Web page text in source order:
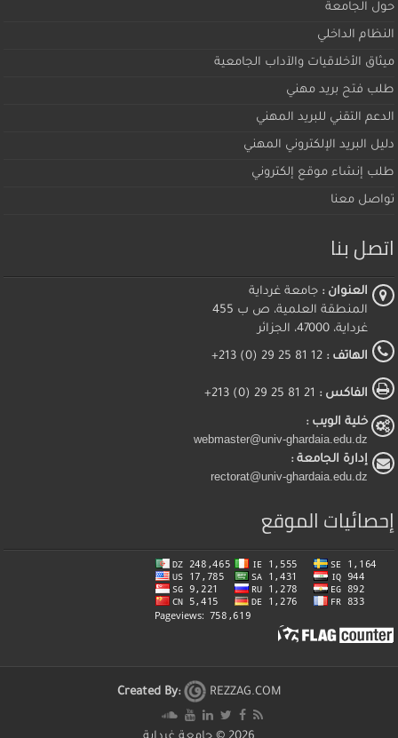
حول الجامعة
النظام الداخلي
ميثاق اﻷخلاقيات والآداب الجامعية
طلب فتح بريد مهني
الدعم التقني للبريد المهني
دليل البريد الإلكتروني المهني
طلب إنشاء موقع إلكتروني
تواصل معنا
اتصل بنا
العنوان : جامعة غرداية
المنطقة العلمية، ص ب 455
غرداية، 47000، الجزائر
الهاتف : 12 81 25 29 (0) 213+
الفاكس :
خلية الويب :
webmaster@univ-ghardaia.edu.dz
إدارة الجامعة :
rectorat@univ-ghardaia.edu.dz
إحصائيات الموقع
Created By: REZZAG.COM